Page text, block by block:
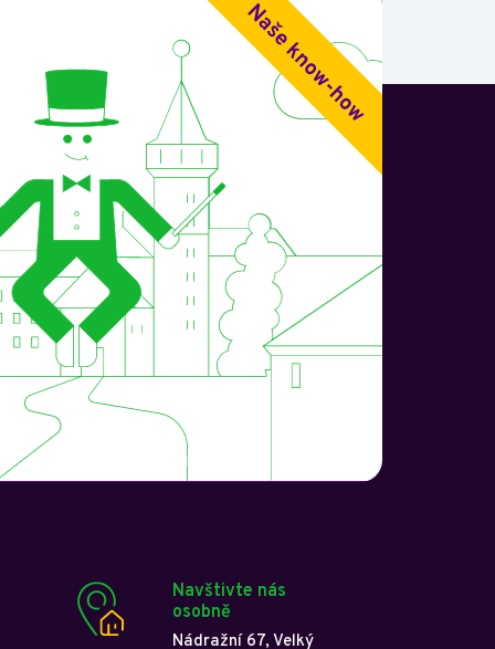
Navštivte nás
osobně
Nádražní 67, Velký